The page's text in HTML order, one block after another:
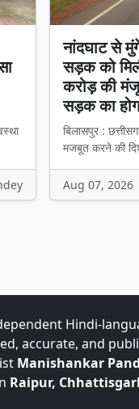
नांदघाट से
सड़क को
करोड़ की
सड़क का
बिलासपुर :
मजबूत करने की
Aug 07, 2026
Hindi-
accurate, and
Manishankar
Raipur,